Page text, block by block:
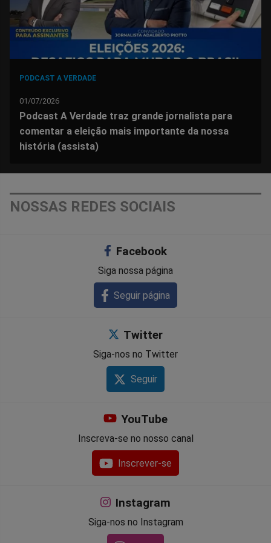
PODCAST A VERDADE
01/07/2026
Podcast A Verdade traz grande jornalista para
comentar a eleição mais importante da nossa
história (assista)
NOSSAS REDES SOCIAIS
Facebook
Siga nossa página
Seguir página
Twitter
Siga-nos no Twitter
Seguir
YouTube
Inscreva-se no nosso canal
Inscrever-se
Instagram
Siga-nos no Instagram